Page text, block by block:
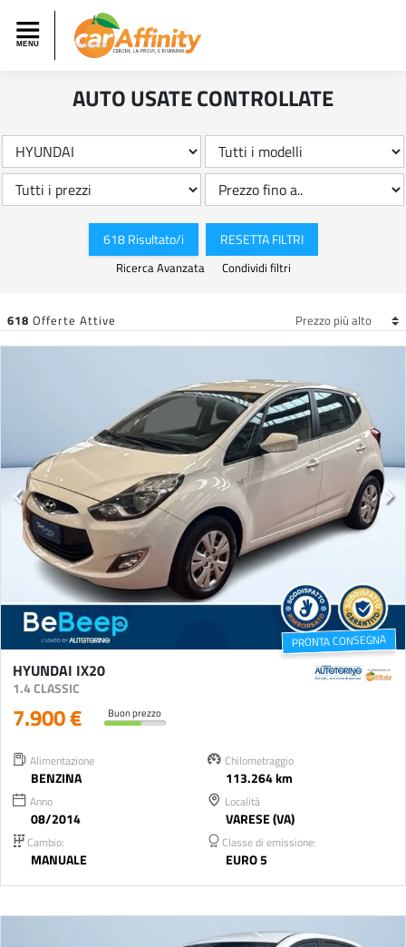
AUTO USATE CONTROLLATE
618 Risultato/i RESETTA FILTRI
Ricerca Avanzata Condividi filtri
618 Offerte Attive
PRONTA CONSEGNA
HYUNDAI IX20
1.4 CLASSIC
7.900 € Buon prezzo
Alimentazione
BENZINA
Chilometraggio
113.264 km
Anno
08/2014
Località
VARESE (VA)
Cambio:
MANUALE
Classe di emissione:
EURO 5